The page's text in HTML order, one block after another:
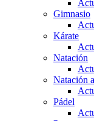
Gimnasio
Kárate
Natación
Natación
Pádel